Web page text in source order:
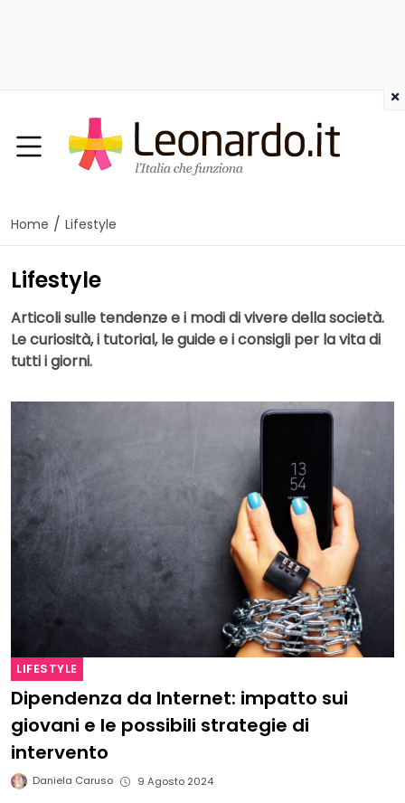
Home / Lifestyle
Lifestyle
Articoli sulle tendenze e i modi di vivere della società.
Le curiosità, i tutorial, le guide e i consigli per la vita di
tutti i giorni.
LIFESTYLE
Dipendenza da Internet: impatto sui
giovani e le possibili strategie di
intervento
Daniela Caruso 9 Agosto 2024
×